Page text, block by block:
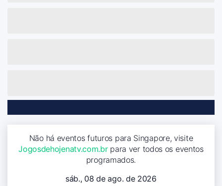
Não há eventos futuros para Singapore, visite
Jogosdehojenatv.com.brpara ver todos os eventos
programados.
sáb., 08 de ago. de 2026